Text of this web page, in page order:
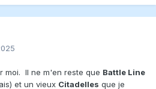
moi. Il ne m'en reste que Battle Line
et un vieux Citadelles que je